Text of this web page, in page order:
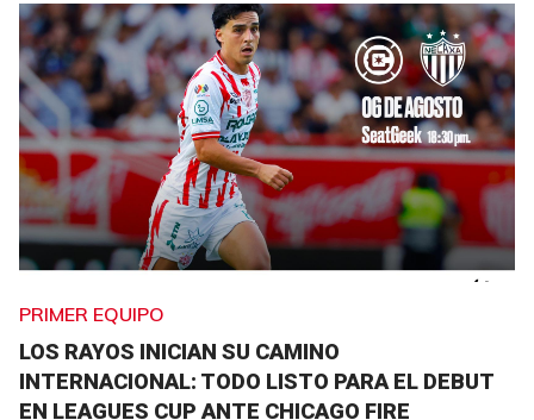
PRIMER EQUIPO
LOS RAYOS INICIAN SU CAMINO
INTERNACIONAL: TODO LISTO PARA EL DEBUT
EN LEAGUES CUP ANTE CHICAGO FIRE